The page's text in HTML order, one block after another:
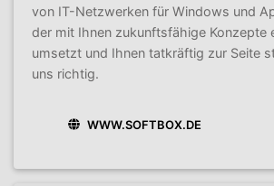
von IT-Netzwerken für Windows und
der mit Ihnen zukunftsfähige Konzepte
umsetzt und Ihnen tatkräftig zur Seite
uns richtig.
WWW.SOFTBOX.DE